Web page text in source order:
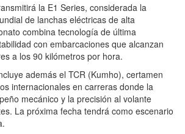
la E1 Series, considerada la
de lanchas eléctricas de alta
combina tecnología de última
con embarcaciones que alcanzan
a los 90 kilómetros por hora.
además el TCR (Kumho), certamen
internacionales en carreras donde la
mecánico y la precisión al volante
La próxima fecha tendrá como escenario